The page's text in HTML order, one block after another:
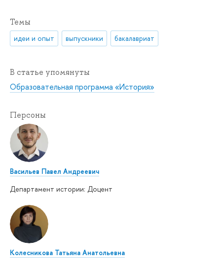
Темы
идеи и опыт выпускники бакалавриат
В статье упомянуты
Образовательная программа «История»
Персоны
Васильев Павел Андреевич
Департамент истории: Доцент
Колесникова Татьяна Анатольевна